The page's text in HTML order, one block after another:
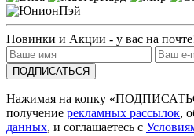
Новинки и Акции - у вас на
ПОДПИСАТЬСЯ
Нажимая на копку
получение рекламных рассылок,
данных, и соглашаетесь с